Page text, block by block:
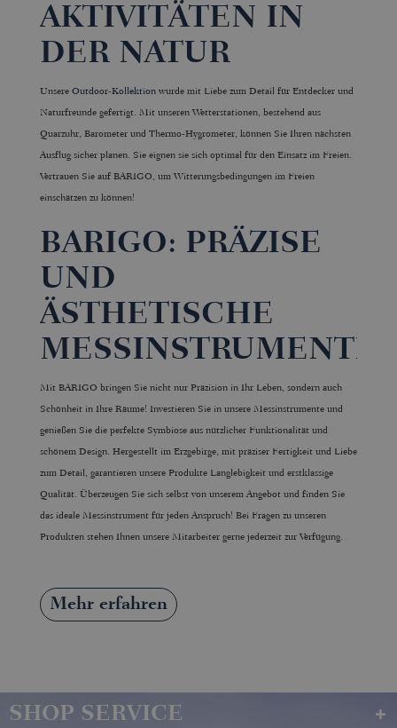
AKTIVITÄTEN IN
DER NATUR
Unsere Outdoor-Kollektionwurde mit Liebe zum Detail für Entdecker und
Naturfreunde gefertigt. Mit unseren Wetterstationen, bestehend aus
Quarzuhr, Barometer und Thermo-Hygrometer, können Sie Ihren nächsten
Ausflug sicher planen. Sie eignen sie sich optimal für den Einsatz im Freien.
Vertrauen Sie auf BARIGO, um Witterungsbedingungen im Freien
einschätzen zu können!
BARIGO: PRÄZISE
UND
ÄSTHETISCHE
MESSINSTRUMENTE
Mit BARIGO bringen Sie nicht nur Präzision in Ihr Leben, sondern auch
Schönheit in Ihre Räume! Investieren Sie in unsere Messinstrumente und
genießen Sie die perfekte Symbiose aus nützlicher Funktionalität und
schönem Design. Hergestellt im Erzgebirge, mit präziser Fertigkeit und Liebe
zum Detail, garantieren unsere Produkte Langlebigkeit und erstklassige
Qualität. Überzeugen Sie sich selbst von unserem Angebot und finden Sie
das ideale Messinstrument für jeden Anspruch! Bei Fragen zu unseren
Produkten stehen Ihnen unsere Mitarbeiter gerne jederzeit zur Verfügung.
Mehr erfahren
SHOP SERVICE